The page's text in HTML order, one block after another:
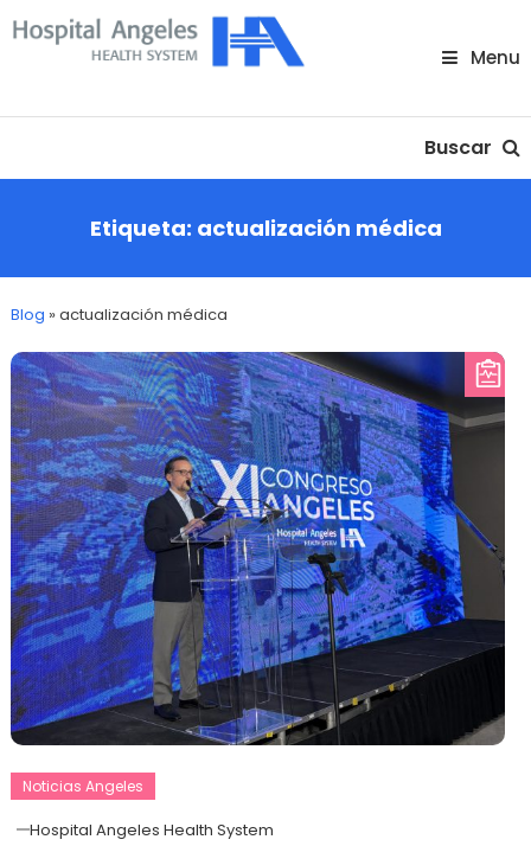
Skip
To
Menu
Buscar
Etiqueta: actualización médica
Blog »actualización médica
Noticias Angeles
Hospital Angeles Health System